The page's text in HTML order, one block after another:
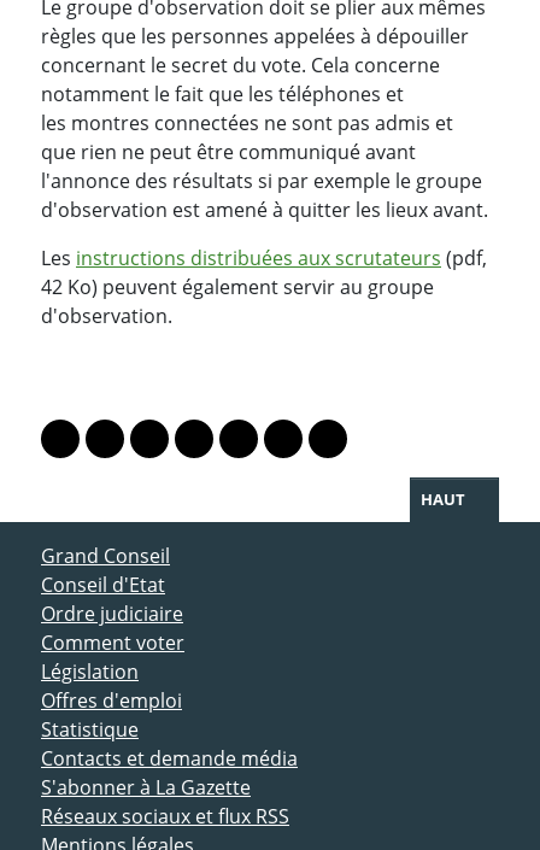
Le groupe d'observation doit se plier aux mêmes
règles que les personnes appelées à dépouiller
concernant le secret du vote. Cela concerne
notamment le fait que les téléphones et
les montres connectées ne sont pas admis et
que rien ne peut être communiqué avant
l'annonce des résultats si par exemple le groupe
d'observation est amené à quitter les lieux avant.
Les instructions distribuées aux scrutateurs (pdf,
42 Ko) peuvent également servir au groupe
d'observation.
Lien vers le profil Mastodon
Lien vers le profil Bluesky
Lien vers le profil Instagram
Lien vers le profil Linkedin
Lien vers le profil Facebook
Lien vers le profil Twitter
Partager par WhatsApp
HAUT
ACCÈS DIRECT
Grand Conseil
Conseil d'Etat
Ordre judiciaire
Comment voter
Législation
Offres d'emploi
Statistique
Contacts et demande média
S'abonner à La Gazette
Réseaux sociaux et flux RSS